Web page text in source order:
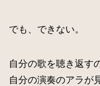
でも、できない。
自分の歌を聴き返す
自分の演奏のアラが